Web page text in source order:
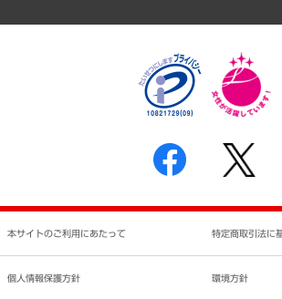
個人情報保護方針
反社会的勢力に対する基本方針
書面による個人情報の開示等の請求の手続きについて
本サイトのご利用にあたって 特定商取引法に
個人情報保護方針 環境方針